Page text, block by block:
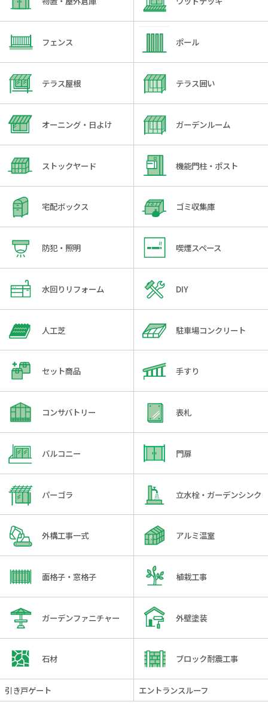
フェンス ポール
テラス屋根 テラス囲い
オーニング・日よけ ガーデンルーム
ストックヤード 機能門柱・ポスト
宅配ボックス ゴミ収集庫
防犯・照明 喫煙スペース
水回りリフォーム DIY
人工芝 駐車場コンクリート
セット商品 手すり
コンサバトリー 表札
バルコニー 門扉
パーゴラ 立水栓・ガーデンシンク
外構工事一式 アルミ温室
面格子・窓格子 植栽工事
ガーデンファニチャー 外壁塗装
石材 ブロック耐震工事
引き戸ゲート エントランスルーフ